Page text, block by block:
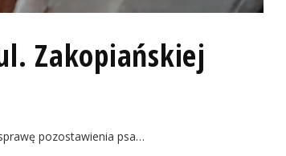
Zakopiańskiej
pozostawienia psa…